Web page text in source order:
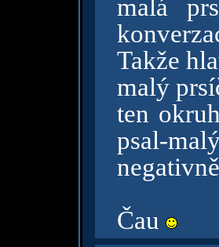
malá
Takže
malý
ten
psal-
Čau